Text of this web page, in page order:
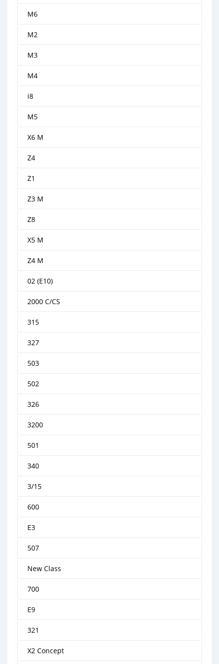
M6
M2
M3
M4
i8
M5
X6 M
Z4
Z1
Z3 M
Z8
X5 M
Z4 M
02 (E10)
2000 C/CS
315
327
503
502
326
3200
501
340
3/15
600
E3
507
New Class
700
E9
321
X2 Concept